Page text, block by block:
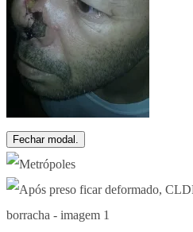
Fechar modal.